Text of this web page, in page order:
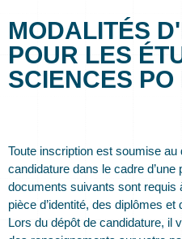
MODALITÉS
POUR LES
SCIENCES PO
Toute inscription est soumise au
candidature dans le cadre
documents suivants sont requis
pièce d’identité, des diplômes
Lors du dépôt de candidature, il